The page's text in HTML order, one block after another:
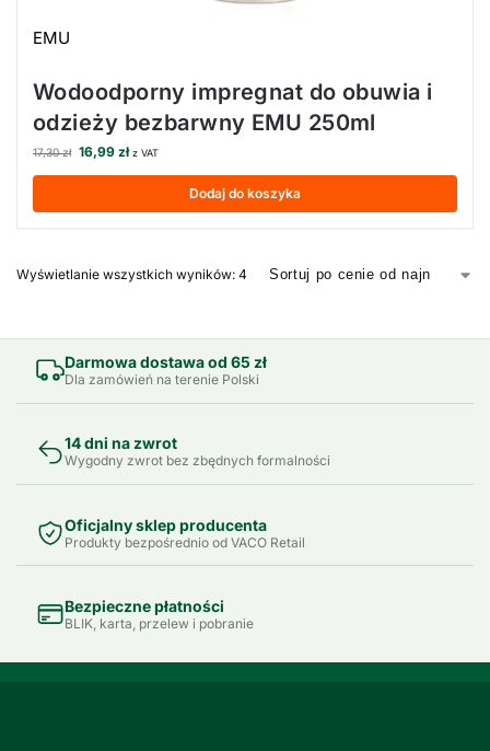
EMU
Wodoodporny impregnat do obuwia i
odzieży bezbarwny EMU 250ml
17,30zł 16,99 zł z VAT
Dodaj do koszyka
Wyświetlanie wszystkich wyników: 4
Darmowa dostawa od 65 zł
Dla zamówień na terenie Polski
14 dni na zwrot
Wygodny zwrot bez zbędnych formalności
Oficjalny sklep producenta
Produkty bezpośrednio od VACO Retail
Bezpieczne płatności
BLIK, karta, przelew i pobranie